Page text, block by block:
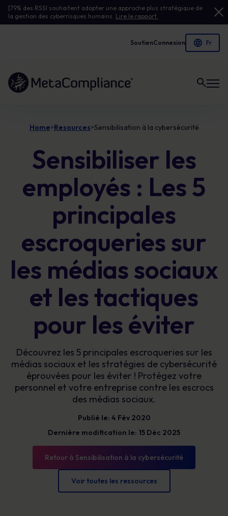
[79% des RSSI souhaitent adopter une approche plus stratégique de
la gestion des cyberrisques humains. Lire le rapport.
SoutienConnexion
Lien vers la page d'accueil
Home>Resources>Sensibilisation à la cybersécurité
Sensibiliser les
employés : Les 5
principales
escroqueries sur
les médias sociaux
et les tactiques
pour les éviter
Découvrez les 5 principales escroqueries sur les
médias sociaux et les stratégies de cybersécurité
éprouvées pour les éviter ! Protégez votre
personnel et votre entreprise contre les escrocs
des médias sociaux.
Publié le: 4 Fév 2020
Dernière modification le: 15 Déc 2025
Retour à Sensibilisation à la cybersécurité
Voir toutes les ressources